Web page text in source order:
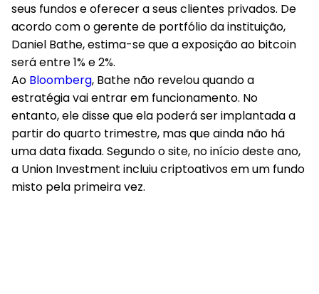
seus fundos e oferecer a seus clientes privados. De
acordo com o gerente de portfólio da instituição,
Daniel Bathe, estima-se que a exposição ao bitcoin
será entre 1% e 2%.
Ao Bloomberg, Bathe não revelou quando a
estratégia vai entrar em funcionamento. No
entanto, ele disse que ela poderá ser implantada a
partir do quarto trimestre, mas que ainda não há
uma data fixada. Segundo o site, no início deste ano,
a Union Investment incluiu criptoativos em um fundo
misto pela primeira vez.